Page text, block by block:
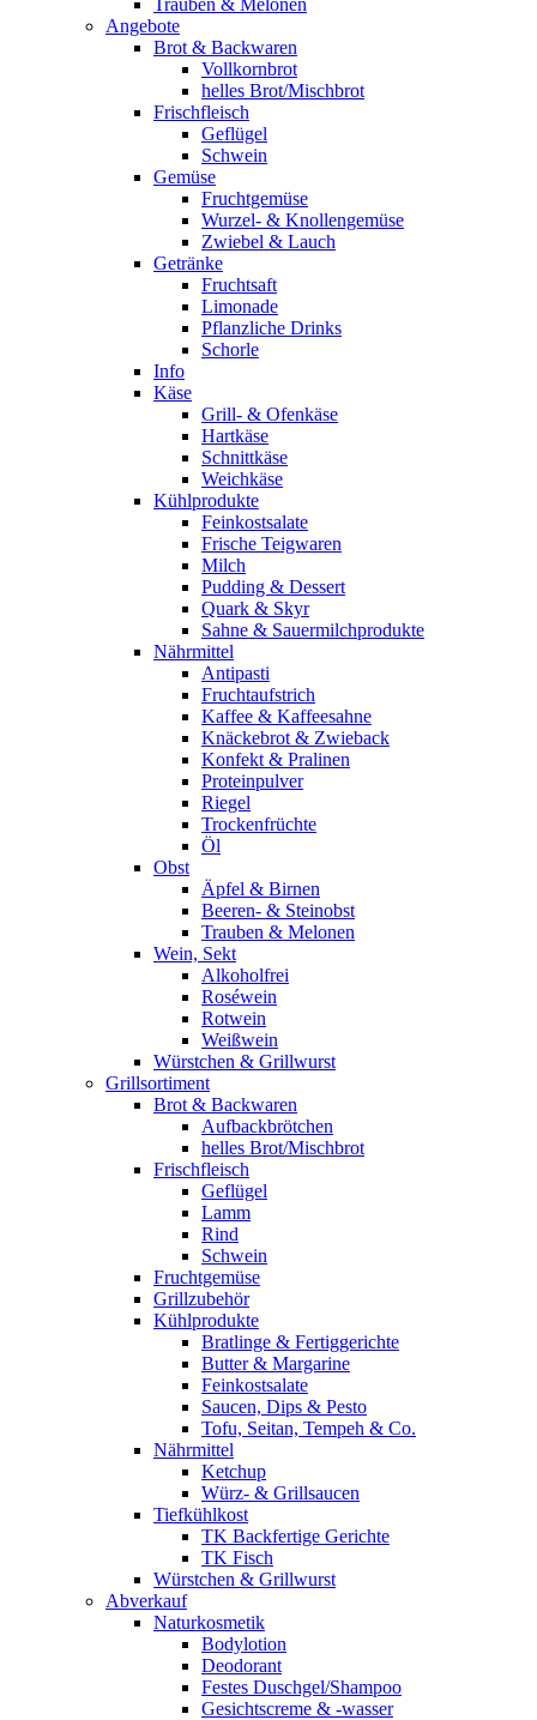
Trauben & Melonen
Angebote
Brot & Backwaren
Vollkornbrot
helles Brot/Mischbrot
Frischfleisch
Geflügel
Schwein
Gemüse
Fruchtgemüse
Wurzel- & Knollengemüse
Zwiebel & Lauch
Getränke
Fruchtsaft
Limonade
Pflanzliche Drinks
Schorle
Info
Käse
Grill- & Ofenkäse
Hartkäse
Schnittkäse
Weichkäse
Kühlprodukte
Feinkostsalate
Frische Teigwaren
Milch
Pudding & Dessert
Quark & Skyr
Sahne & Sauermilchprodukte
Nährmittel
Antipasti
Fruchtaufstrich
Kaffee & Kaffeesahne
Knäckebrot & Zwieback
Konfekt & Pralinen
Proteinpulver
Riegel
Trockenfrüchte
Öl
Obst
Äpfel & Birnen
Beeren- & Steinobst
Trauben & Melonen
Wein, Sekt
Alkoholfrei
Roséwein
Rotwein
Weißwein
Würstchen & Grillwurst
Grillsortiment
Brot & Backwaren
Aufbackbrötchen
helles Brot/Mischbrot
Frischfleisch
Geflügel
Lamm
Rind
Schwein
Fruchtgemüse
Grillzubehör
Kühlprodukte
Bratlinge & Fertiggerichte
Butter & Margarine
Feinkostsalate
Saucen, Dips & Pesto
Tofu, Seitan, Tempeh & Co.
Nährmittel
Ketchup
Würz- & Grillsaucen
Tiefkühlkost
TK Backfertige Gerichte
TK Fisch
Würstchen & Grillwurst
Abverkauf
Naturkosmetik
Bodylotion
Deodorant
Festes Duschgel/Shampoo
Gesichtscreme & -wasser